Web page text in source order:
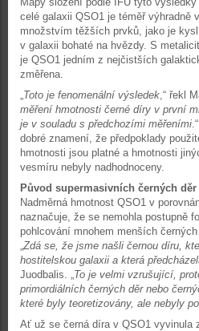
celé galaxii QSO1 je téměř výhradně
množstvím těžších prvků, jako je
v galaxii bohaté na hvězdy. S
je QSO1 jedním z nejčistších
změřena.
Toto je fenomenální výsledek ,“ řekl
měření hmotnosti černé díry v první
je v souladu s předchozími měřeními
dobré znamení, že předpoklady
hmotnosti jsou platné a hmotnosti
vesmíru nebyly nadhodnoceny.
Původ supermasivních černých děr
Nadměrná hmotnost QSO1 v
naznačuje, že se nemohla postupně
pohlcování mnohem menších
Zdá se, že jsme našli černou díru,
hostitelskou galaxii a která
Juodbalis. „ To je velmi vzrušující,
primordiálních černých děr nebo
které byly teoretizovány, ale nebyly
Ať už se černá díra v QSO1 vyvinula